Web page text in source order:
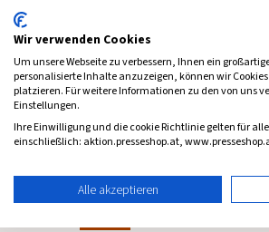
4,57
ab 6,70 €
(quartalsweise) 4,84
Wir verwenden Cookies
Um unsere Webseite zu verbessern, Ihnen ein
personalisierte Inhalte anzuzeigen, können wir
platzieren. Für weitere Informationen zu den von uns
Einstellungen.
Ihre Einwilligung und die cookie Richtlinie gelten für alle
einschließlich: aktion.presseshop.at,
Alle akzeptieren